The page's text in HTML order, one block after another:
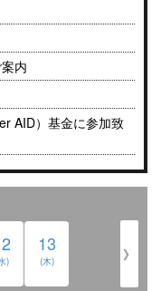
内
AID）基金に参加致
)
13
(木) 》